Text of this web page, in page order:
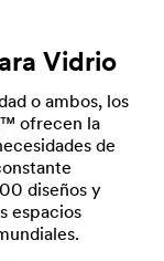
Vidrio
o ambos, los
ofrecen la
de
diseños y
espacios